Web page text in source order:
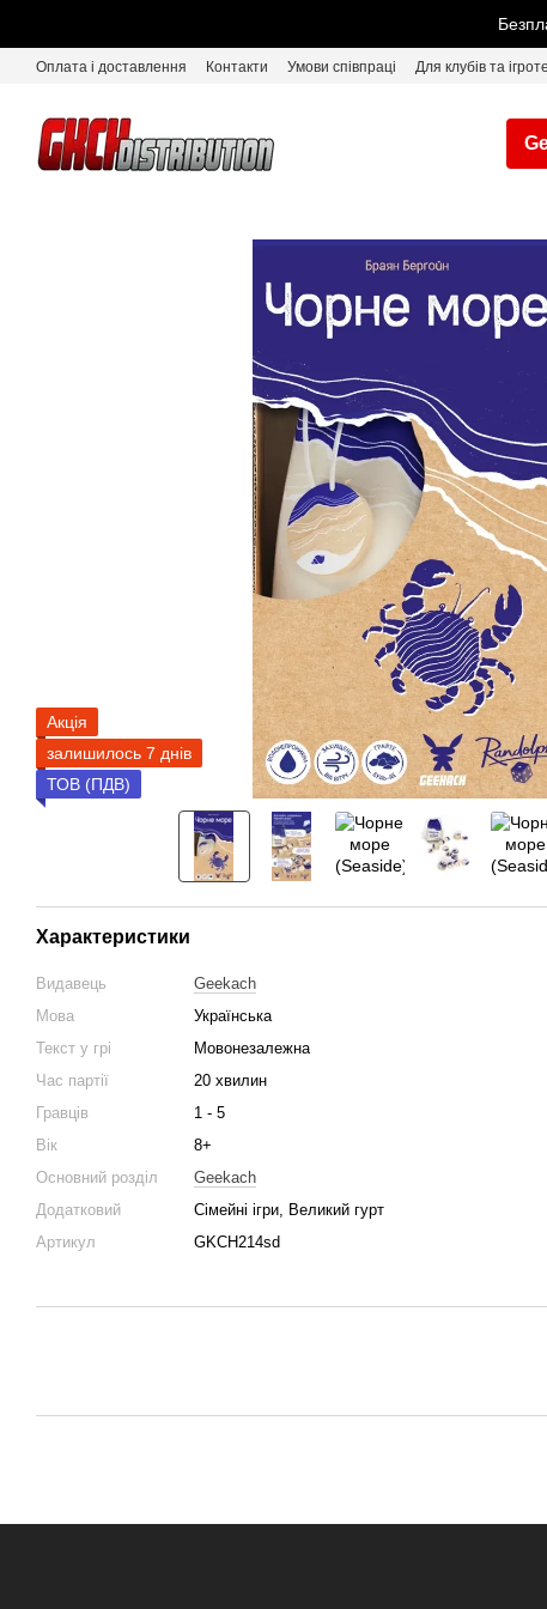
Оплата і доставлення Контакти Умови співпраці Для клубів та
Акція
залишилось 7 днів
ТОВ (ПДВ)
Характеристики
Видавець
Geekach
Мова
Українська
Текст у грі
Мовонезалежна
Час партії
20 хвилин
Гравців
1 - 5
Вік
8+
Основний розділ
Geekach
Додатковий
Сімейні ігри, Великий гурт
Артикул
GKCH214sd